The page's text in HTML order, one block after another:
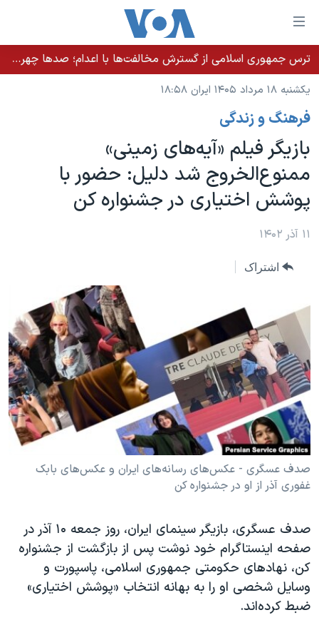
لینکهای
قابل
دسترسی
جهش
محتوای
اصلی
جهش
به
صفحه
جهش
خانه
نسخه سبک وب‌سایت
موضوع ها
ایران
آمریکا
جهان
ورزشی
فرهنگ و زندگی
حقوق شهروندی
اقتصادی
علم و فناوری
اسرائیل در جنگ
گالری عکس
آرشیو پخش زنده
برنامه های تلویزیونی
جدول برنامه ها
صفحه‌های ویژه
جام جهانی ۲۰۲۶
بایگانی برنامه‌های تلویزیونی
مستندها
انتخابات ریاست جمهوری آمریکا ۲۰۲۴
حمله جمهوری اسلامی به اسرائیل
رمز مهسا
ورزش زنان در ایران
اعتراضات زن، زندگی، آزادی
مجموعه مستندهای دادخواهی
دادگاه حمید نوری
چهل سال گروگان‌گیری
قانون شفافیت دارائی کادر رهبری ایران
اعتراضات مردمی آبان ۹۸
فرکانس‌های صدای آمریکا
پخش رادیویی
دنبال کنید
زبانهای مختلف
ترس جمهوری اسلامی از گسترش مخالفت‌ها با اعدام؛ صدها چهره شناخته‌شده به دادسرا احضار شدند
یکشنبه ۱۸ مرداد ۱۴۰۵ ایران ۱۸:۵۸
فرهنگ و زندگی
بازیگر فیلم «آیه‌های زمینی»
ممنوع‌الخروج شد دلیل: حضور با
پوشش اختیاری در جشنواره کن
۱۱ آذر ۱۴۰۲
اشتراک
صدف عسگری - عکس‌های رسانه‌های ایران و عکس‌های بابک
غفوری آذر از او در جشنواره کن
صدف عسگری، بازیگر سینمای ایران، روز جمعه ۱۰ آذر در
صفحه اینستاگرام خود نوشت پس از بازگشت از جشنواره
کن، نهادهای حکومتی جمهوری اسلامی، پاسپورت و
وسایل شخصی او را به بهانه انتخاب «پوشش اختیاری»
ضبط کرده‌اند.